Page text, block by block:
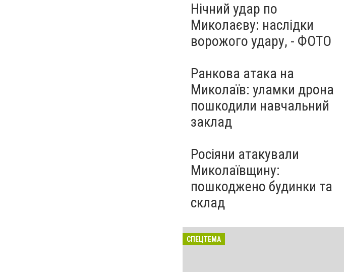
Нічний удар по
Миколаєву: наслідки
ворожого удару, - ФОТО
Ранкова атака на
Миколаїв: уламки дрона
пошкодили навчальний
заклад
Росіяни атакували
Миколаївщину:
пошкоджено будинки та
склад
СПЕЦТЕМА